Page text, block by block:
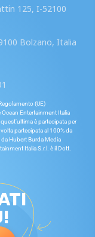
125, I-52100
Bolzano, Italia
(UE)
Entertainment Italia
è partecipata per
partecipata al 100% da
da Hubert Burda Media
Italia S.r.l. è il Dott.